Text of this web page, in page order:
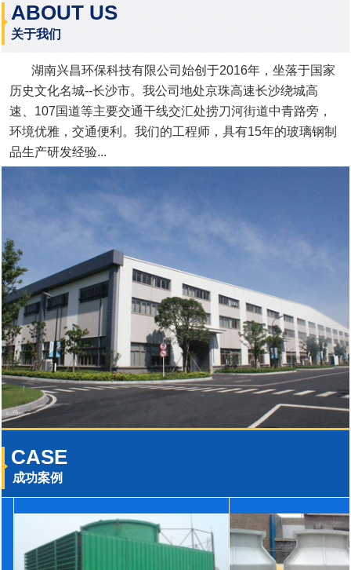
ABOUT US
关于我们
湖南兴昌环保科技有限公司始创于2016年，坐落于国家
历史文化名城--长沙市。我公司地处京珠高速长沙绕城高
速、107国道等主要交通干线交汇处捞刀河街道中青路旁，
环境优雅，交通便利。我们的工程师，具有15年的玻璃钢制
品生产研发经验...
CASE
成功案例